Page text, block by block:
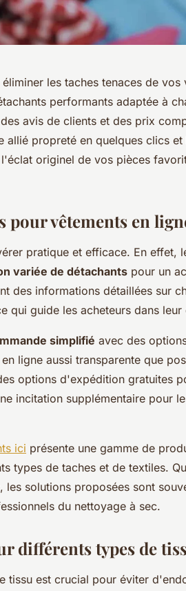
les taches tenaces de vos
performants adaptée à
avis de clients et des prix
propreté en quelques clics
originel de vos pièces
pour vêtements en
pratique et efficace. En effet,
variée de détachants pour un
des informations détaillées sur
qui guide les acheteurs dans leur
simplifié avec des
ligne aussi transparente que
options d'expédition gratuites
incitation supplémentaire pour
ici présente une gamme de
types de taches et de textiles.
solutions proposées sont
du nettoyage à sec.
différents types de
tissu est crucial pour éviter